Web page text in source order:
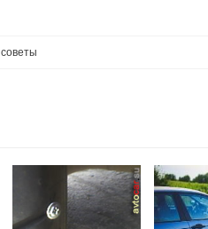
советы